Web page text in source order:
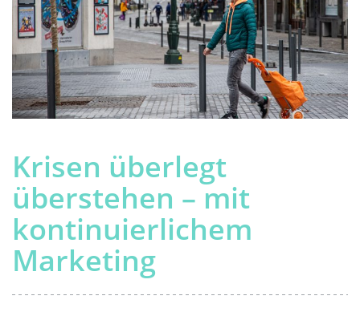
Krisen überlegt
überstehen – mit
kontinuierlichem
Marketing